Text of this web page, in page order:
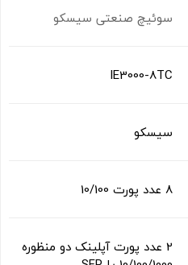
سوئیچ صنعتی سیسکو
IE3000-8TC
سیسکو
8 عدد پورت 10/100
2 عدد پورت آپلینک دو منظوره